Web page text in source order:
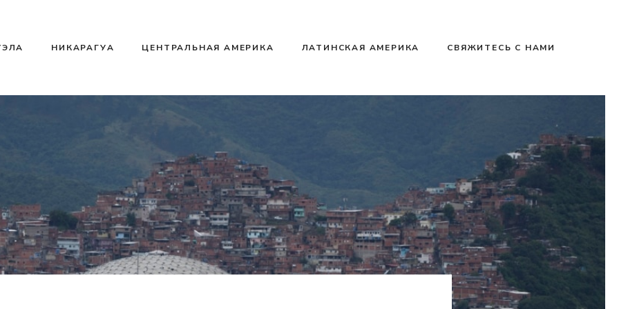
НИКАРАГУА ЦЕНТРАЛЬНАЯ АМЕРИКА ЛАТИНСКАЯ АМЕРИКА СВЯЖИТЕСЬ С НАМИ